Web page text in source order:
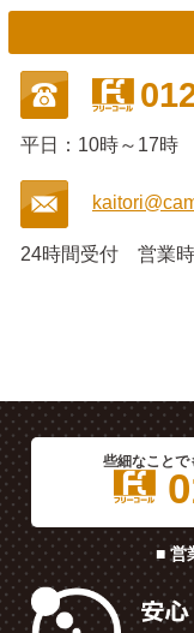
平日：10時～17時
24時間受付 営業
些細なことで
■ 営